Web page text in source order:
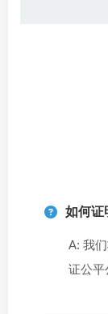
如何证
A: 我
证公平